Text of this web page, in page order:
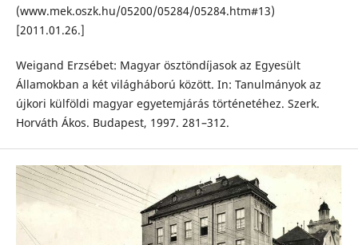
(www.mek.oszk.hu/05200/05284/05284.htm#13)
[2011.01.26.]
Weigand Erzsébet: Magyar ösztöndíjasok az Egyesült
Államokban a két világháború között. In: Tanulmányok az
újkori külföldi magyar egyetemjárás történetéhez. Szerk.
Horváth Ákos. Budapest, 1997. 281–312.